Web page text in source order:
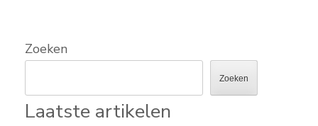
Zoeken
Zoeken
Laatste artikelen